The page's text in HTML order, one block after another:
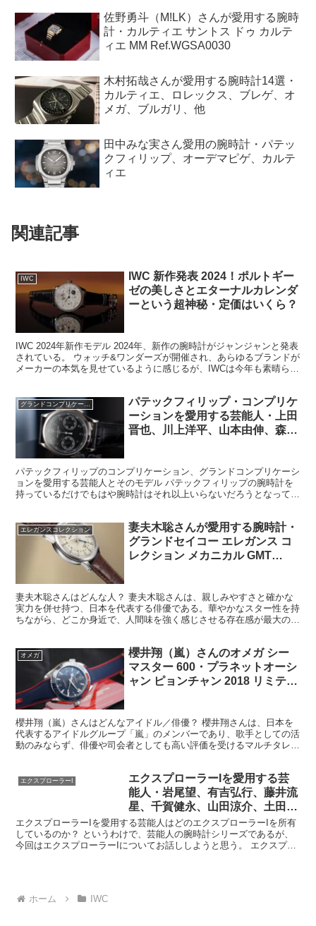
佐野勇斗（M!LK）さんが愛用する腕時
計・カルティエ サントス ドゥ カルテ
ィエ MM Ref.WGSA0030
木村拓哉さんが愛用する腕時計14選・
カルティエ、ロレックス、ブレゲ、オ
メガ、ブルガリ、他
田中みな実さん愛用の腕時計・パテッ
クフィリップ、オーデマピゲ、カルテ
ィエ
関連記事
IWC
IWC 新作発表 2024！ポルトギー
ゼの美しさとエターナルカレンダ
ーという超神秘・定価はいくら？
IWC 2024年新作モデル 2024年、新作の腕時計がジャンジャンと発表
されている。 ウォッチ&ワンダーズが開催され、あらゆるブランドが
メーカーの本気を見せているように感じるが、IWCは今年も素晴らし
グランドコンプリケーション
パテックフィリップ・コンプリケ
ーションを愛用する芸能人・上田
晋也、川上洋平、山本由伸、森進
パテックフィリップのコンプリケーション、グランドコンプリケーシ
ョンを愛用する芸能人とそのモデル パテックフィリップの腕時計を
持っているだけでもはや腕時計はそれ以上いらないだろうとなっても
エレガンスコレクション
妻夫木聡さんが愛用する腕時計・
グランドセイコー エレガンス コ
レクション メカニカル GMT
妻夫木聡さんはどんな人？ 妻夫木聡さんは、親しみやすさと確かな
実力を併せ持つ、日本を代表する俳優である。華やかなスター性を持
ちながら、どこか身近で、人間味を強く感じさせる存在感が最大の魅
オメガ
櫻井翔（嵐）さんのオメガ シー
マスター 600・プラネットオーシ
ャン ピョンチャン 2018 リミテッ
櫻井翔（嵐）さんはどんなアイドル／俳優？ 櫻井翔さんは、日本を
代表するアイドルグループ「嵐」のメンバーであり、歌手としての活
動のみならず、俳優や司会者としても高い評価を受けるマルチタレン
エクスプローラーI
エクスプローラーIを愛用する芸
能人・岩尾望、有吉弘行、藤井流
星、千賀健永、山田涼介、土田晃
之、遠藤章造、他
エクスプローラーIを愛用する芸能人はどのエクスプローラーIを所有
しているのか？ というわけで、芸能人の腕時計シリーズであるが、
今回はエクスプローラーIについてお話ししようと思う。 エクスプロ
ホーム IWC